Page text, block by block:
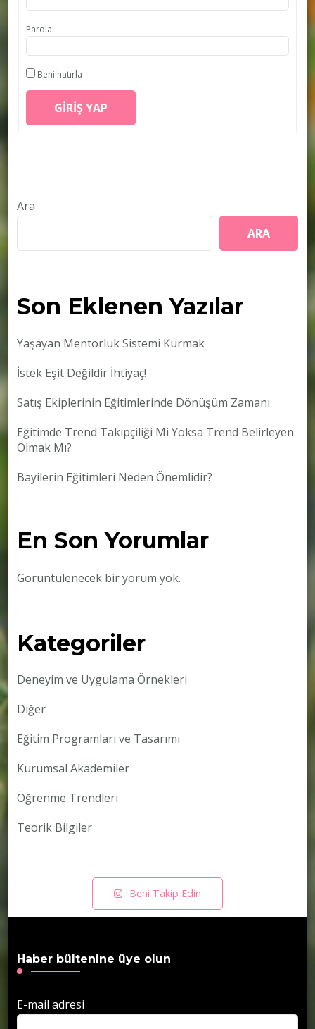
Parola:
Beni hatırla
GIRIŞ YAP
Ara
ARA
Son Eklenen Yazılar
Yaşayan Mentorluk Sistemi Kurmak
İstek Eşit Değildir İhtiyaç!
Satış Ekiplerinin Eğitimlerinde Dönüşüm Zamanı
Eğitimde Trend Takipçiliği Mi Yoksa Trend Belirleyen
Olmak Mı?
Bayilerin Eğitimleri Neden Önemlidir?
En Son Yorumlar
Görüntülenecek bir yorum yok.
Kategoriler
Deneyim ve Uygulama Örnekleri
Diğer
Eğitim Programları ve Tasarımı
Kurumsal Akademiler
Öğrenme Trendleri
Teorik Bilgiler
Beni Takip Edin
Haber bültenine üye olun
E-mail adresi